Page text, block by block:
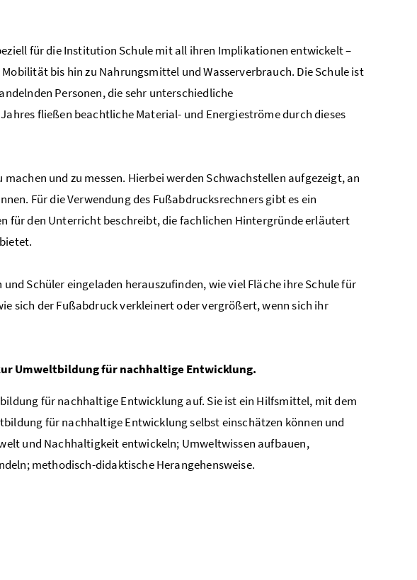
für die Institution Schule mit all ihren Implikationen entwickelt –
bis hin zu Nahrungsmittel und Wasserverbrauch. Die Schule ist
Personen, die sehr unterschiedliche
fließen beachtliche Material- und Energieströme durch dieses
und zu messen. Hierbei werden Schwachstellen aufgezeigt, an
Für die Verwendung des Fußabdrucksrechners gibt es ein
für den Unterricht beschreibt, die fachlichen Hintergründe erläutert
und Schüler eingeladen herauszufinden, wie viel Fläche ihre Schule für
sich der Fußabdruck verkleinert oder vergrößert, wenn sich ihr
Umweltbildung für nachhaltige Entwicklung.
für nachhaltige Entwicklung auf. Sie ist ein Hilfsmittel, mit dem
für nachhaltige Entwicklung selbst einschätzen können und
und Nachhaltigkeit entwickeln; Umweltwissen aufbauen,
methodisch-didaktische Herangehensweise.